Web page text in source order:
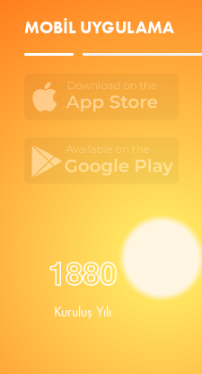
MOBIL UYGULAMA
1880
Kuruluş Yılı